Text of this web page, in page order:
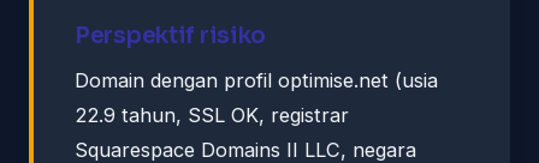
Perspektif risiko
Domain dengan profil optimise.net (usia
22.9 tahun, SSL OK, registrar
Squarespace Domains II LLC, negara